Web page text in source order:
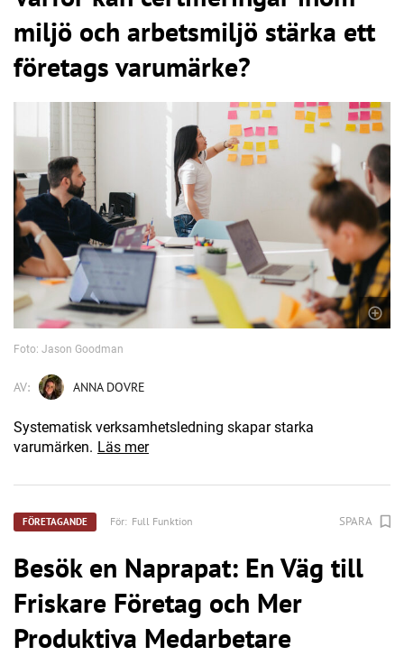
miljö och arbetsmiljö stärka ett
företags varumärke?
Foto: Jason Goodman
AV: ANNA DOVRE
Systematisk verksamhetsledning skapar starka
varumärken. Läs mer
FÖRETAGANDE För: Full Funktion SPARA
Besök en Naprapat: En Väg till
Friskare Företag och Mer
Produktiva Medarbetare